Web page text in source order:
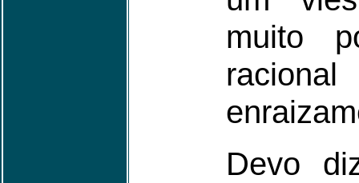
muito
Devo